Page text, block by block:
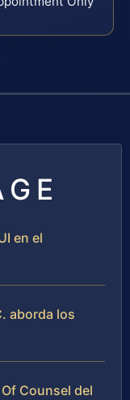
en el
aborda los
Counsel del